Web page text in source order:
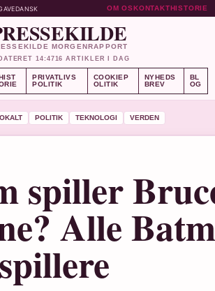
DANSK OM OSKONTAKTHISTORIE
MORGENRAPPORT
14:4716 ARTIKLER I DAG
PRIVATLIVS
POLITIK
COOKIEP
OLITIK
NYHEDS
BREV
BL
OG
POLITIK TEKNOLOGI VERDEN
spiller
Alle